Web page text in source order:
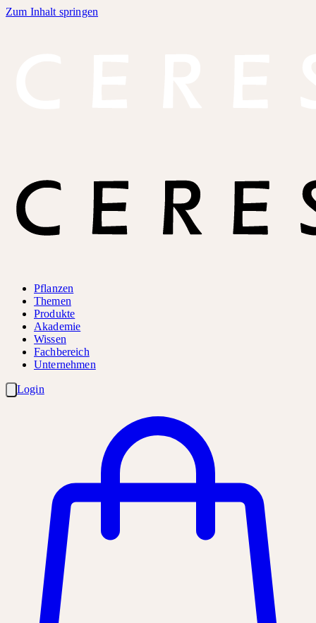
Zum Inhalt springen
Pflanzen
Themen
Produkte
Akademie
Wissen
Fachbereich
Unternehmen
Login